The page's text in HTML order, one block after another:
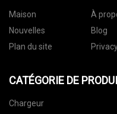
Maison À
Nouvelles
Blog
Plan du site
CATÉGORIE DE
Chargeur